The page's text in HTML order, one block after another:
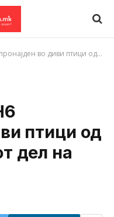
диви птици од североисточниот дел на Грција
птици од
дел на